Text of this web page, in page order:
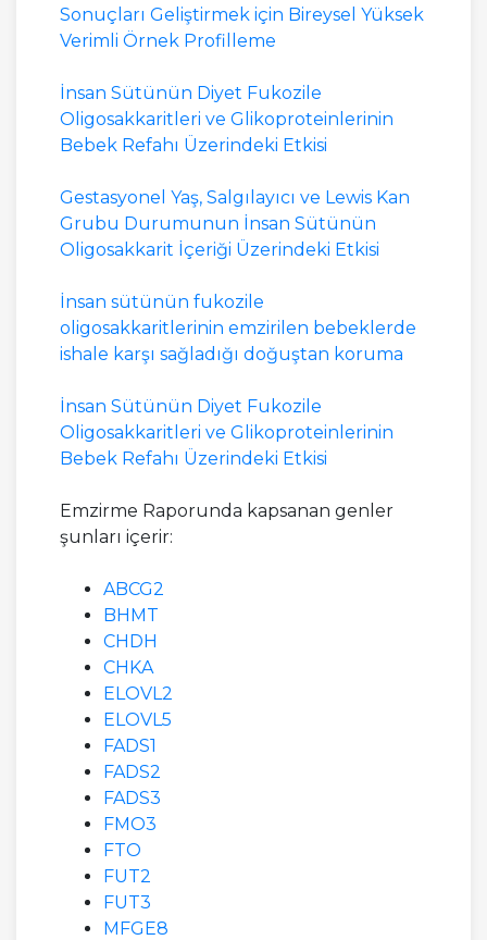
Sonuçları Geliştirmek için Bireysel Yüksek
Verimli Örnek Profilleme
İnsan Sütünün Diyet Fukozile
Oligosakkaritleri ve Glikoproteinlerinin
Bebek Refahı Üzerindeki Etkisi
Gestasyonel Yaş, Salgılayıcı ve Lewis Kan
Grubu Durumunun İnsan Sütünün
Oligosakkarit İçeriği Üzerindeki Etkisi
İnsan sütünün fukozile
oligosakkaritlerinin emzirilen bebeklerde
ishale karşı sağladığı doğuştan koruma
İnsan Sütünün Diyet Fukozile
Oligosakkaritleri ve Glikoproteinlerinin
Bebek Refahı Üzerindeki Etkisi
Emzirme Raporunda kapsanan genler
şunları içerir:
ABCG2
BHMT
CHDH
CHKA
ELOVL2
ELOVL5
FADS1
FADS2
FADS3
FMO3
FTO
FUT2
FUT3
MFGE8